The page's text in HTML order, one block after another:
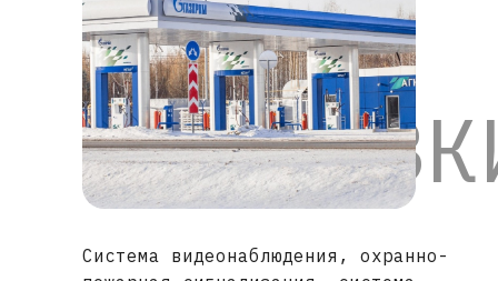
Система видеонаблюдения, охранно-